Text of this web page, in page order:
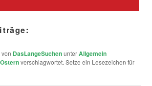
DasLangeSuchenunterAllgemein
Osternverschlagwortet. Setze ein Lesezeichen für